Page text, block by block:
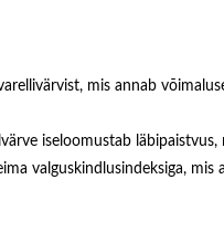
mis annab
iseloomustab
valguskindlusindeksiga, mis